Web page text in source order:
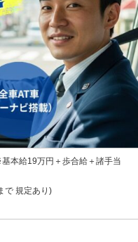
本給19万円＋歩合給＋諸手当
で 規定あり)